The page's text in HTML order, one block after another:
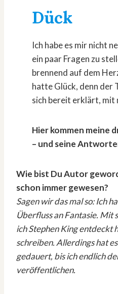
Dück
Ich habe es mir nicht
ein paar Fragen zu
brennend auf dem
hatte Glück, denn
sich bereit erklärt, mit
Hier kommen meine
– und seine
Wie bist Du Autor
schon immer gewesen?
Sagen wir das mal so: Ich
Überfluss an Fantasie. Mit
ich Stephen King entdeckt
schreiben. Allerdings hat
gedauert, bis ich endlich
veröffentlichen.